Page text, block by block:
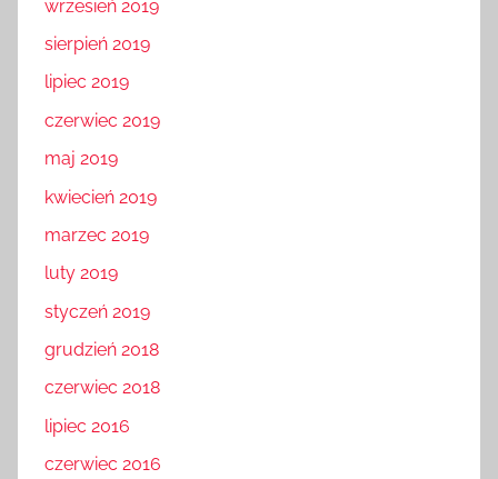
wrzesień 2019
sierpień 2019
lipiec 2019
czerwiec 2019
maj 2019
kwiecień 2019
marzec 2019
luty 2019
styczeń 2019
grudzień 2018
czerwiec 2018
lipiec 2016
czerwiec 2016